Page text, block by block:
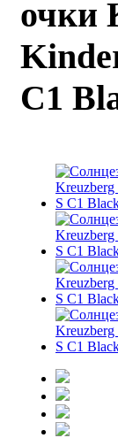
очки
C1